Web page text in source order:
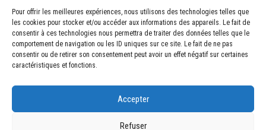
Pour offrir les meilleures expériences, nous utilisons des technologies telles que
les cookies pour stocker et/ou accéder aux informations des appareils. Le fait de
consentir à ces technologies nous permettra de traiter des données telles que le
comportement de navigation ou les ID uniques sur ce site. Le fait de ne pas
consentir ou de retirer son consentement peut avoir un effet négatif sur certaines
caractéristiques et fonctions.
Accepter
Refuser
Téléphone: +33 (0) 4 51 11 00 20
Email : accueil@asm-omnisports.com